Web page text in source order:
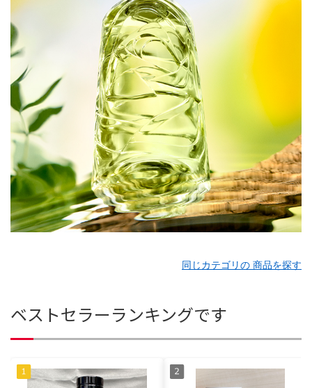
同じカテゴリの 商品を探す
ベストセラーランキングです